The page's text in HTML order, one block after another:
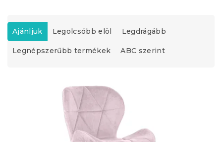
T
e
r
m
Ajánljuk Legolcsóbb elöl Legdrágább
Legnépszerűbb termékek ABC szerint